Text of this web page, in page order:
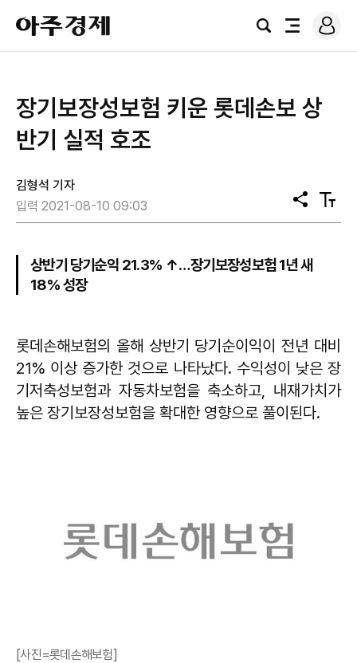
아
주
경
검
전
로
그
장기보장성보험 키운 롯데손보 상
반기 실적 호조
김형석 기자
입력 2021-08-10 09:03
공
유
텍
스
상반기 당기순익 21.3% ↑…장기보장성보험 1년 새
18% 성장
롯데손해보험의 올해 상반기 당기순이익이 전년 대비
21% 이상 증가한 것으로 나타났다. 수익성이 낮은 장
기저축성보험과 자동차보험을 축소하고, 내재가치가
높은 장기보장성보험을 확대한 영향으로 풀이된다.
[사진=롯데손해보험]